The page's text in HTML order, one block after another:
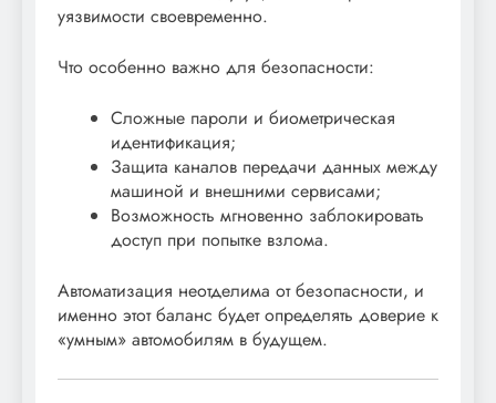
уязвимости своевременно.
Что особенно важно для безопасности:
Сложные пароли и биометрическая
идентификация;
Защита каналов передачи данных между
машиной и внешними сервисами;
Возможность мгновенно заблокировать
доступ при попытке взлома.
Автоматизация неотделима от безопасности, и
именно этот баланс будет определять доверие к
«умным» автомобилям в будущем.